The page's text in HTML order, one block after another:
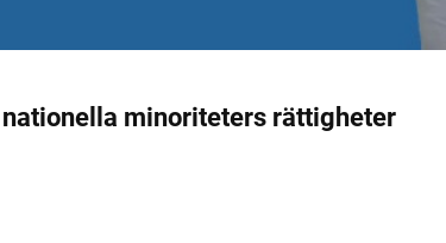
minoriteters rättigheter